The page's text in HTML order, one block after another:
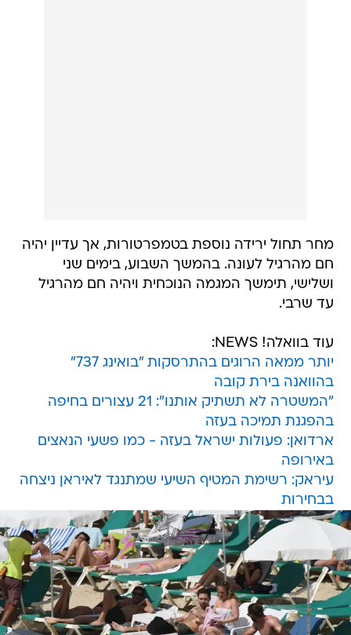
מחר תחול ירידה נוספת בטמפרטורות, אך עדיין יהיה
חם מהרגיל לעונה. בהמשך השבוע, בימים שני
ושלישי, תימשך המגמה הנוכחית ויהיה חם מהרגיל
עד שרבי.
עוד בוואלה! NEWS:
יותר ממאה הרוגים בהתרסקות "בואינג 737"
בהוואנה בירת קובה
"המשטרה לא תשתיק אותנו": 21 עצורים בחיפה
בהפגנת תמיכה בעזה
ארדואן: פעולות ישראל בעזה - כמו פשעי הנאצים
באירופה
עיראק: רשימת המטיף השיעי שמתנגד לאיראן ניצחה
בבחירות